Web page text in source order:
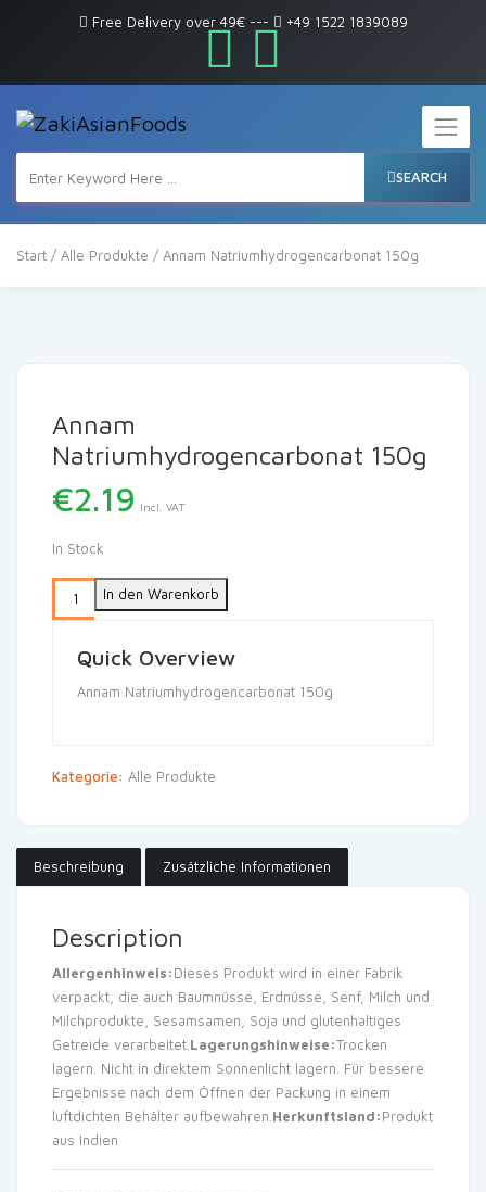
Free Delivery over 49€--- +49 1522 1839089
SEARCH
Start / Alle Produkte / Annam Natriumhydrogencarbonat 150g
Annam
Natriumhydrogencarbonat 150g
€2.19 Incl. VAT
In Stock
In den Warenkorb
Quick Overview
Annam Natriumhydrogencarbonat 150g
Kategorie: Alle Produkte
Beschreibung Zusätzliche Informationen
Description
Allergenhinweis:Dieses Produkt wird in einer Fabrik
verpackt, die auch Baumnüsse, Erdnüsse, Senf, Milch und
Milchprodukte, Sesamsamen, Soja und glutenhaltiges
Getreide verarbeitet. Lagerungshinweise:Trocken
lagern. Nicht in direktem Sonnenlicht lagern. Für bessere
Ergebnisse nach dem Öffnen der Packung in einem
luftdichten Behälter aufbewahren. Herkunftsland:Produkt
aus Indien